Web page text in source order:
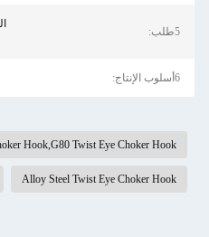
Choker Hook,G80 Twist Eye Choker
Alloy Steel Twist Eye Choker
Hook